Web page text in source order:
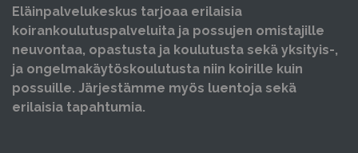
Eläinpalvelukeskus tarjoaa erilaisia
koirankoulutuspalveluita ja possujen omistajille
neuvontaa, opastusta ja koulutusta sekä yksityis-,
ja ongelmakäytöskoulutusta niin koirille kuin
possuille. Järjestämme myös luentoja sekä
erilaisia tapahtumia.